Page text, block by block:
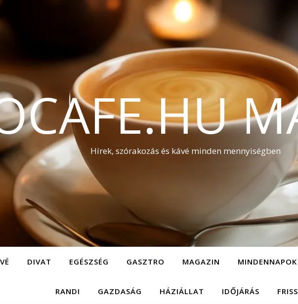
Hírek, szórakozás és kávé minden mennyiségben
DIVAT EGÉSZSÉG GASZTRO MAGAZIN MINDENNAPOK
RANDI GAZDASÁG HÁZIÁLLAT IDŐJÁRÁS